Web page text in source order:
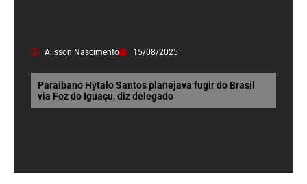
Alisson Nascimento 15/08/2025
Paraibano Hytalo Santos planejava fugir do Brasil
via Foz do Iguaçu, diz delegado